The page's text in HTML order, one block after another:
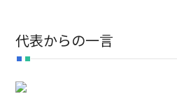
代表からの一言